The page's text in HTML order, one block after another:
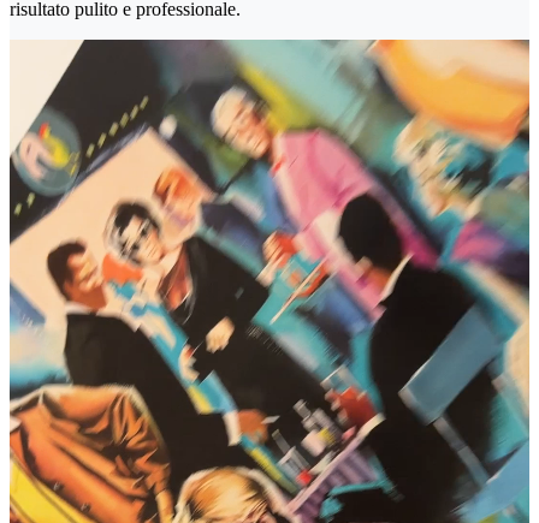
risultato pulito e professionale.